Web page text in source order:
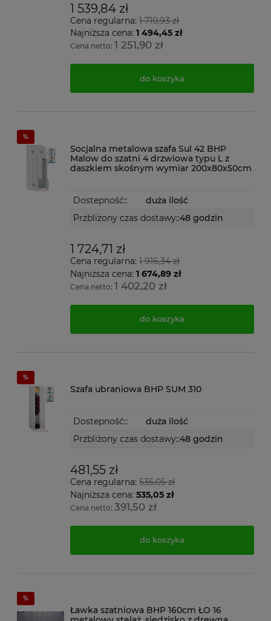
1 539,84 zł
Cena regularna:1 710,93 zł
Najniższa cena:1 494,45 zł
Cena netto: 1 251,90 zł
do koszyka
Socjalna metalowa szafa Sul 42 BHP
Malow do szatni 4 drzwiowa typu L z
daszkiem skośnym wymiar 200x80x50cm
Dostepność::
duża ilość
Przbliżony czas dostawy::48 godzin
1 724,71 zł
Cena regularna:1 916,34 zł
Najniższa cena:1 674,89 zł
Cena netto:1 402,20 zł
do koszyka
Szafa ubraniowa BHP SUM 310
Dostepność::
duża ilość
Przbliżony czas dostawy::48 godzin
481,55 zł
Cena regularna:535,05 zł
Najniższa cena:535,05 zł
Cena netto:391,50 zł
do koszyka
Ławka szatniowa BHP 160cm ŁO 16